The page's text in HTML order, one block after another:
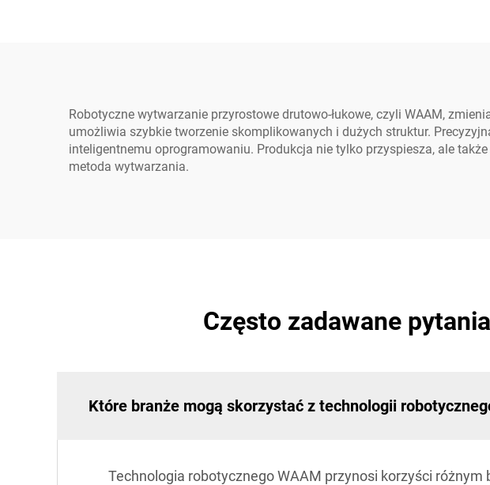
Robotyczne wytwarzanie przyrostowe drutowo-łukowe, czyli WAAM,
umożliwia szybkie tworzenie skomplikowanych i dużych struktur.
inteligentnemu oprogramowaniu. Produkcja nie tylko przyspiesza, ale
metoda wytwarzania.
Często zadawane
Które branże mogą skorzystać z technologii
Technologia robotycznego WAAM przynosi korzyści